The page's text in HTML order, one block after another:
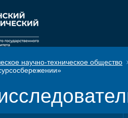
научно-техническое общество